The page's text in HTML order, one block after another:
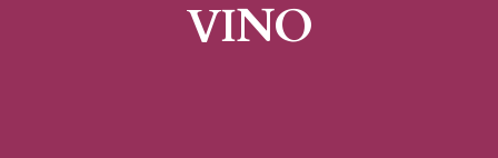
VINO